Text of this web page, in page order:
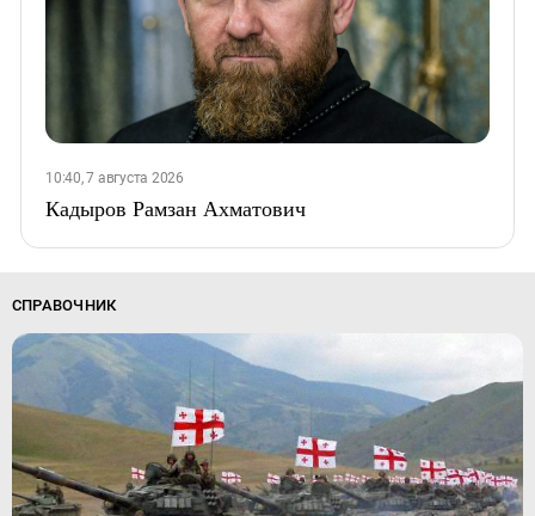
10:40, 7 августа 2026
Кадыров Рамзан Ахматович
СПРАВОЧНИК